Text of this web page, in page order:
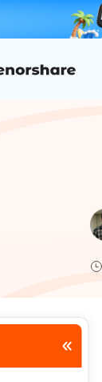
iOS 18 베타 포함
ReiBoot -
A-B-C 처럼 안드로
비밀번호 없이 아이
4uKey - 안드로이
안드로이드 화면 비
탈옥 필요없이 위치
4DDiG 파티션 관리
간단하고 안전한 시
맥에서 Al를 사용하